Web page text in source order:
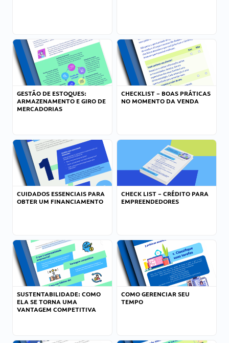
GESTÃO DE ESTOQUES:
ARMAZENAMENTO E GIRO DE
MERCADORIAS
CHECKLIST – BOAS PRÁTICAS
NO MOMENTO DA VENDA
CUIDADOS ESSENCIAIS PARA
OBTER UM FINANCIAMENTO
CHECK LIST – CRÉDITO PARA
EMPREENDEDORES
SUSTENTABILIDADE: COMO
ELA SE TORNA UMA
VANTAGEM COMPETITIVA
COMO GERENCIAR SEU
TEMPO